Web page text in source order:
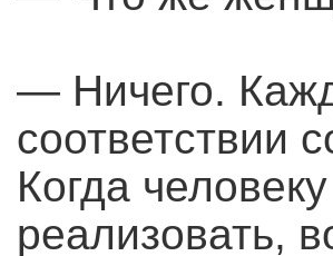
— Ничего.
соответствии
Когда
реализовать,